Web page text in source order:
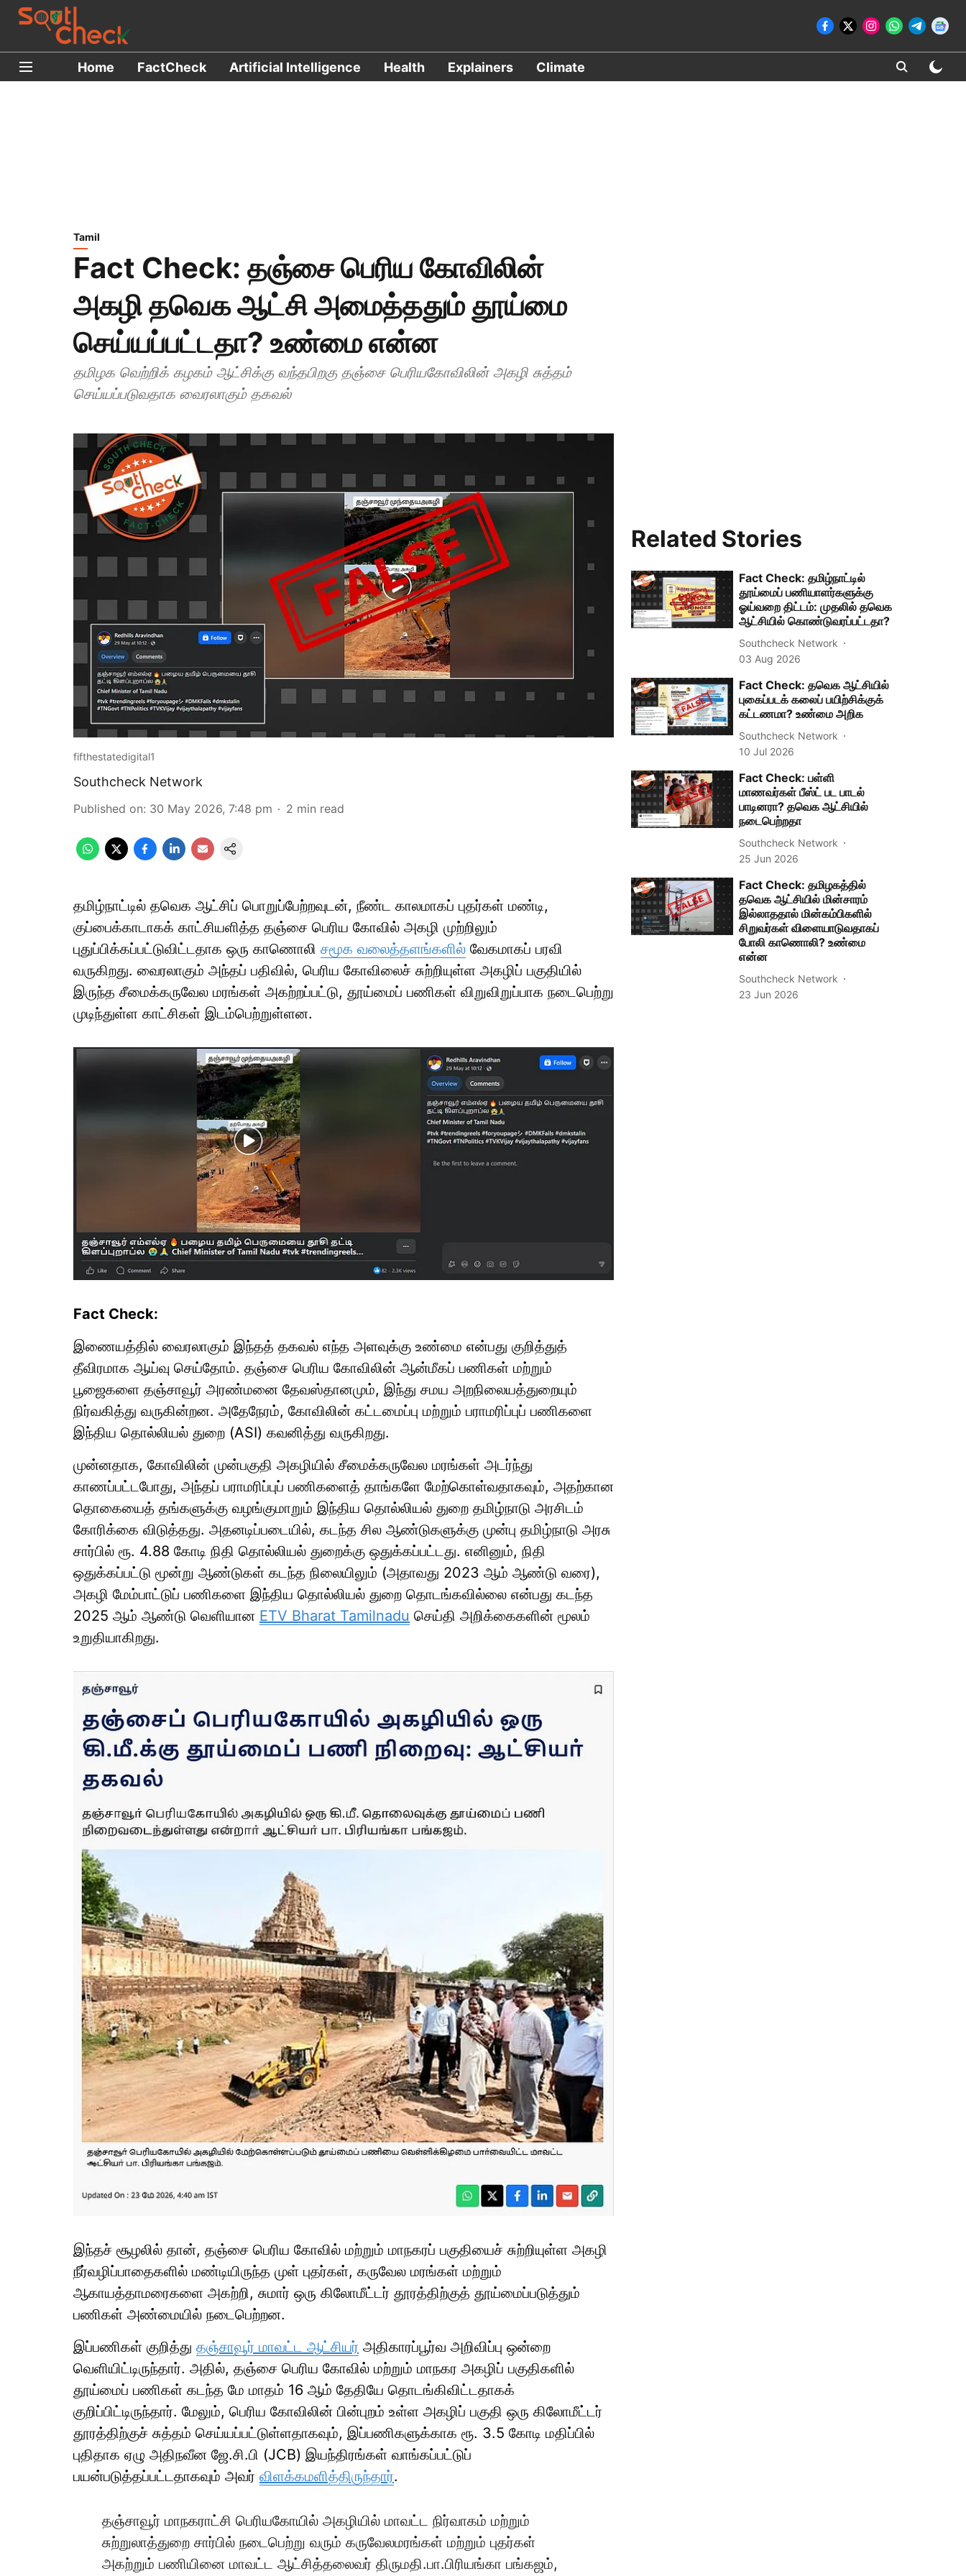
Home FactCheck Artificial Intelligence Health Explainers Climate
Tamil
Fact Check: தஞ்சை பெரிய கோவிலின்
அகழி தவெக ஆட்சி அமைத்ததும் தூய்மை
செய்யப்பட்டதா? உண்மை என்ன
தமிழக வெற்றிக் கழகம் ஆட்சிக்கு வந்தபிறகு தஞ்சை பெரியகோவிலின் அகழி சுத்தம்
செய்யப்படுவதாக வைரலாகும் தகவல்
fifthestatedigital1
Southcheck Network
Published on: 30 May 2026, 7:48 pm 2 min read
தமிழ்நாட்டில் தவெக ஆட்சிப் பொறுப்பேற்றவுடன், நீண்ட காலமாகப் புதர்கள் மண்டி,
குப்பைக்காடாகக் காட்சியளித்த தஞ்சை பெரிய கோவில் அகழி முற்றிலும்
புதுப்பிக்கப்பட்டுவிட்டதாக ஒரு காணொலி சமூக வலைத்தளங்களில் வேகமாகப் பரவி
வருகிறது. வைரலாகும் அந்தப் பதிவில், பெரிய கோவிலைச் சுற்றியுள்ள அகழிப் பகுதியில்
இருந்த சீமைக்கருவேல மரங்கள் அகற்றப்பட்டு, தூய்மைப் பணிகள் விறுவிறுப்பாக நடைபெற்று
முடிந்துள்ள காட்சிகள் இடம்பெற்றுள்ளன.
Fact Check:
இணையத்தில் வைரலாகும் இந்தத் தகவல் எந்த அளவுக்கு உண்மை என்பது குறித்துத்
தீவிரமாக ஆய்வு செய்தோம். தஞ்சை பெரிய கோவிலின் ஆன்மீகப் பணிகள் மற்றும்
பூஜைகளை தஞ்சாவூர் அரண்மனை தேவஸ்தானமும், இந்து சமய அறநிலையத்துறையும்
நிர்வகித்து வருகின்றன. அதேநேரம், கோவிலின் கட்டமைப்பு மற்றும் பராமரிப்புப் பணிகளை
இந்திய தொல்லியல் துறை (ASI) கவனித்து வருகிறது.
முன்னதாக, கோவிலின் முன்பகுதி அகழியில் சீமைக்கருவேல மரங்கள் அடர்ந்து
காணப்பட்டபோது, அந்தப் பராமரிப்புப் பணிகளைத் தாங்களே மேற்கொள்வதாகவும், அதற்கான
தொகையைத் தங்களுக்கு வழங்குமாறும் இந்திய தொல்லியல் துறை தமிழ்நாடு அரசிடம்
கோரிக்கை விடுத்தது. அதனடிப்படையில், கடந்த சில ஆண்டுகளுக்கு முன்பு தமிழ்நாடு அரசு
சார்பில் ரூ. 4.88 கோடி நிதி தொல்லியல் துறைக்கு ஒதுக்கப்பட்டது. எனினும், நிதி
ஒதுக்கப்பட்டு மூன்று ஆண்டுகள் கடந்த நிலையிலும் (அதாவது 2023 ஆம் ஆண்டு வரை),
அகழி மேம்பாட்டுப் பணிகளை இந்திய தொல்லியல் துறை தொடங்கவில்லை என்பது கடந்த
2025 ஆம் ஆண்டு வெளியான ETV Bharat Tamilnadu செய்தி அறிக்கைகளின் மூலம்
உறுதியாகிறது.
இந்தச் சூழலில் தான், தஞ்சை பெரிய கோவில் மற்றும் மாநகரப் பகுதியைச் சுற்றியுள்ள அகழி
நீர்வழிப்பாதைகளில் மண்டியிருந்த முள் புதர்கள், கருவேல மரங்கள் மற்றும்
ஆகாயத்தாமரைகளை அகற்றி, சுமார் ஒரு கிலோமீட்டர் தூரத்திற்குத் தூய்மைப்படுத்தும்
பணிகள் அண்மையில் நடைபெற்றன.
இப்பணிகள் குறித்து தஞ்சாவூர் மாவட்ட ஆட்சியர் அதிகாரப்பூர்வ அறிவிப்பு ஒன்றை
வெளியிட்டிருந்தார். அதில், தஞ்சை பெரிய கோவில் மற்றும் மாநகர அகழிப் பகுதிகளில்
தூய்மைப் பணிகள் கடந்த மே மாதம் 16 ஆம் தேதியே தொடங்கிவிட்டதாகக்
குறிப்பிட்டிருந்தார். மேலும், பெரிய கோவிலின் பின்புறம் உள்ள அகழிப் பகுதி ஒரு கிலோமீட்டர்
தூரத்திற்குச் சுத்தம் செய்யப்பட்டுள்ளதாகவும், இப்பணிகளுக்காக ரூ. 3.5 கோடி மதிப்பில்
புதிதாக ஏழு அதிநவீன ஜே.சி.பி (JCB) இயந்திரங்கள் வாங்கப்பட்டுப்
பயன்படுத்தப்பட்டதாகவும் அவர் விளக்கமளித்திருந்தார்.
தஞ்சாவூர் மாநகராட்சி பெரியகோயில் அகழியில் மாவட்ட நிர்வாகம் மற்றும்
சுற்றுலாத்துறை சார்பில் நடைபெற்று வரும் கருவேலமரங்கள் மற்றும் புதர்கள்
அகற்றும் பணியினை மாவட்ட ஆட்சித்தலைவர் திருமதி.பா.பிரியங்கா பங்கஜம்,
Related Stories
Fact Check: தமிழ்நாட்டில்
தூய்மைப் பணியாளர்களுக்கு
ஓய்வறை திட்டம்: முதலில் தவெக
ஆட்சியில் கொண்டுவரப்பட்டதா?
Southcheck Network
03 Aug 2026
Fact Check: தவெக ஆட்சியில்
புகைப்படக் கலைப் பயிற்சிக்குக்
கட்டணமா? உண்மை அறிக
Southcheck Network
10 Jul 2026
Fact Check: பள்ளி
மாணவர்கள் பீஸ்ட் பட பாடல்
பாடினரா? தவெக ஆட்சியில்
நடைபெற்றதா
Southcheck Network
25 Jun 2026
Fact Check: தமிழகத்தில்
தவெக ஆட்சியில் மின்சாரம்
இல்லாததால் மின்கம்பிகளில்
சிறுவர்கள் விளையாடுவதாகப்
போலி காணொலி? உண்மை
என்ன
Southcheck Network
23 Jun 2026